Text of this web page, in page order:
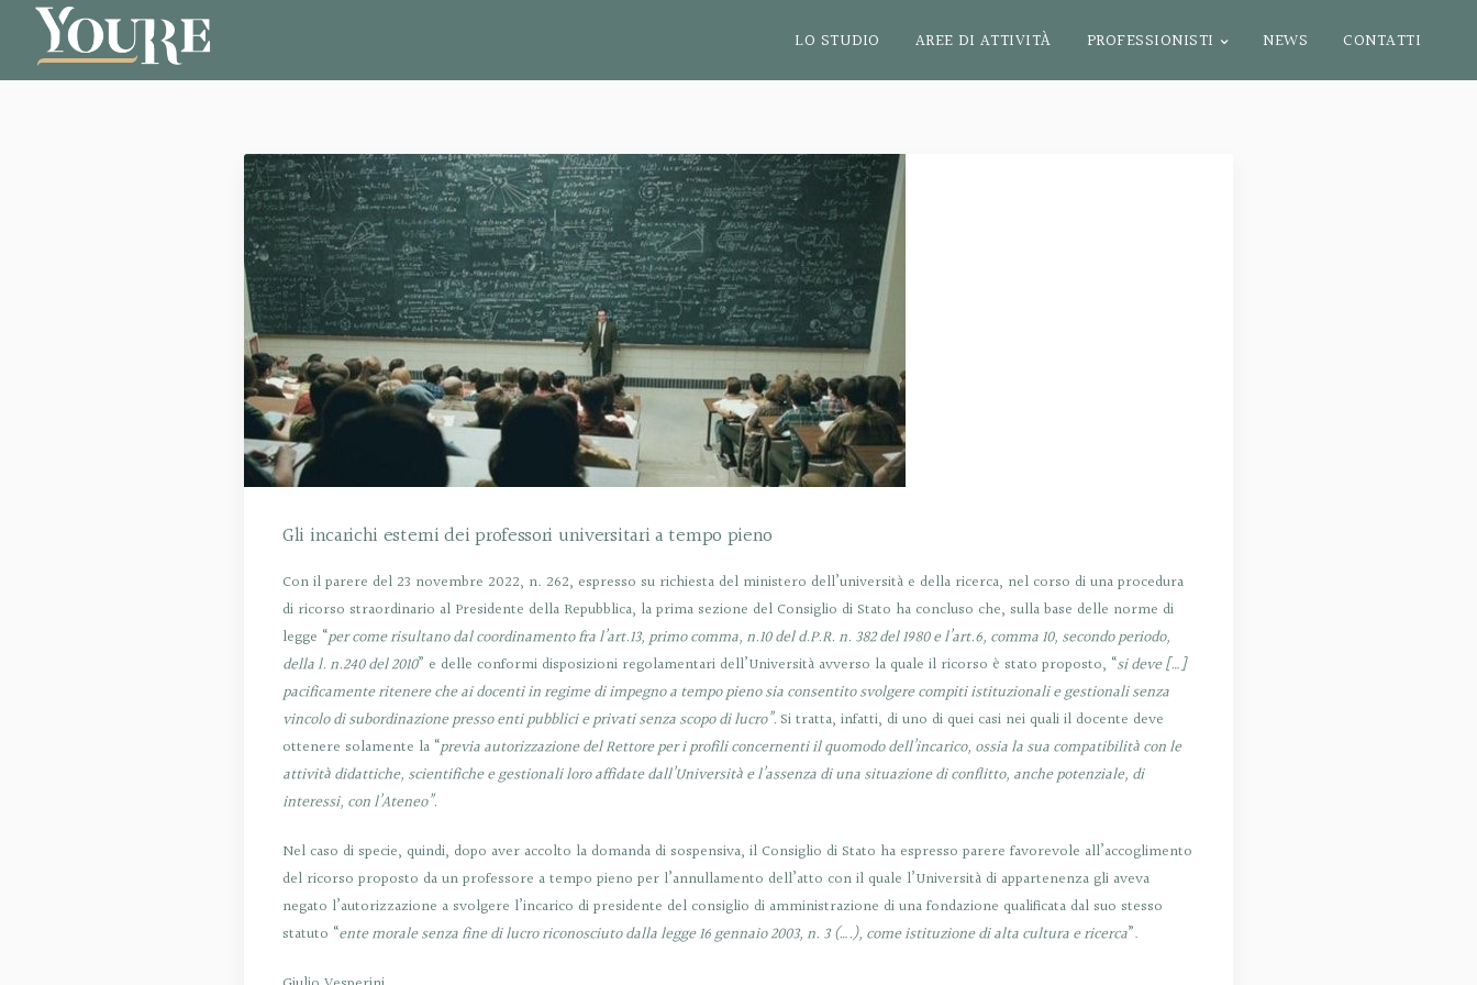
LO STUDIO AREE DI ATTIVITÀ PROFESSIONISTI NEWS CONTATTI
Gli incarichi esterni dei professori universitari a tempo pieno
Con il parere del 23 novembre 2022, n. 262, espresso su richiesta del ministero dell’università e della ricerca, nel corso di una procedura
di ricorso straordinario al Presidente della Repubblica, la prima sezione del Consiglio di Stato ha concluso che, sulla base delle norme di
legge “per come risultano dal coordinamento fra l’art.13, primo comma, n.10 del d.P.R. n. 382 del 1980 e l’art.6, comma 10, secondo periodo,
della l. n.240 del 2010” e delle conformi disposizioni regolamentari dell’Università avverso la quale il ricorso è stato proposto, “si deve […]
pacificamente ritenere che ai docenti in regime di impegno a tempo pieno sia consentito svolgere compiti istituzionali e gestionali senza
vincolo di subordinazione presso enti pubblici e privati senza scopo di lucro”. Si tratta, infatti, di uno di quei casi nei quali il docente deve
ottenere solamente la “previa autorizzazione del Rettore per i profili concernenti il quomodo dell’incarico, ossia la sua compatibilità con le
attività didattiche, scientifiche e gestionali loro affidate dall’Università e l’assenza di una situazione di conflitto, anche potenziale, di
interessi, con l’Ateneo”.
Nel caso di specie, quindi, dopo aver accolto la domanda di sospensiva, il Consiglio di Stato ha espresso parere favorevole all’accoglimento
del ricorso proposto da un professore a tempo pieno per l’annullamento dell’atto con il quale l’Università di appartenenza gli aveva
negato l’autorizzazione a svolgere l’incarico di presidente del consiglio di amministrazione di una fondazione qualificata dal suo stesso
statuto “ente morale senza fine di lucro riconosciuto dalla legge 16 gennaio 2003, n. 3 (….), come istituzione di alta cultura e ricerca”.